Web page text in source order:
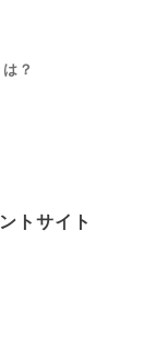
？
トサイト